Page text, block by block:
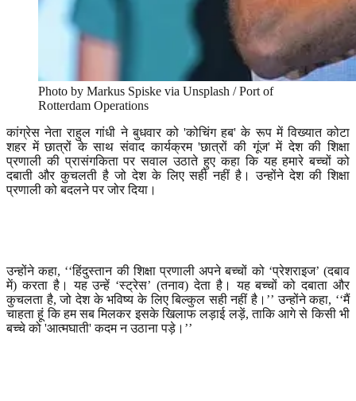
Photo by Markus Spiske via Unsplash / Port of
Rotterdam Operations
कांग्रेस नेता राहुल गांधी ने बुधवार को'कोचिंग हब'के रूप में विख्यात कोटा
शहर में छात्रों के साथ संवाद कार्यक्रम'छात्रों की गूंज'में देश की शिक्षा
प्रणाली की प्रासंगकिता पर सवाल उठाते हुए कहा कि यह हमारे बच्चों को
दबाती और कुचलती है जो देश के लिए सही नहीं है। उन्होंने देश की शिक्षा
प्रणाली को बदलने पर जोर दिया।
उन्होंने कहा, ‘‘हिंदुस्तान की शिक्षा प्रणाली अपने बच्चों को ‘प्रेशराइज’ (दबाव
में) करता है। यह उन्हें ‘स्ट्रेस’ (तनाव) देता है। यह बच्चों को दबाता और
कुचलता है,जो देश के भविष्य के लिए बिल्कुल सही नहीं है। ’’उन्होंने कहा, ‘‘मैं
चाहता हूं कि हम सब मिलकर इसके खिलाफ लड़ाई लड़ें,ताकि आगे से किसी भी
बच्चे को 'आत्मघाती'कदम न उठाना पड़े। ’’